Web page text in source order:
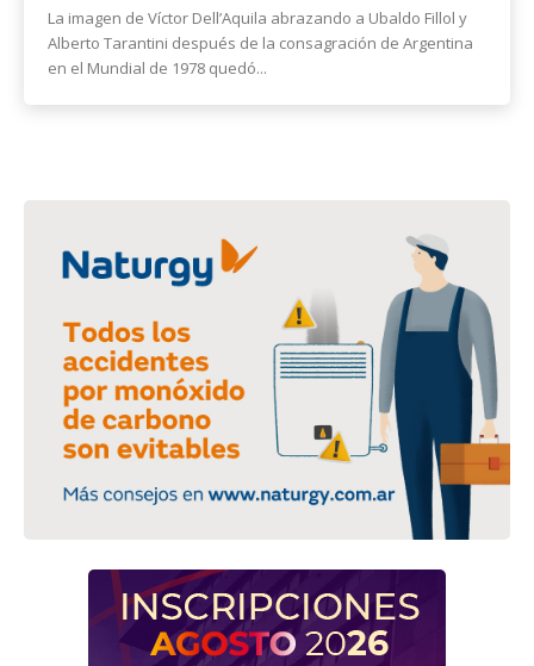
La imagen de Víctor Dell’Aquila abrazando a Ubaldo Fillol y
Alberto Tarantini después de la consagración de Argentina
en el Mundial de 1978 quedó...